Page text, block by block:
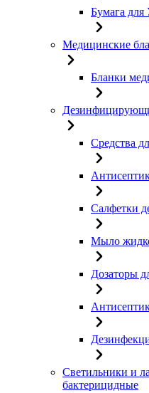
Бумага
Медицинские
Бланки
Средства
Салфетки
Мыло
Дозаторы
Светильники и
бактерицидные